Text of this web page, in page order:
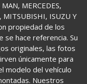
MERCEDES,
MITSUBISHI, ISUZU Y
propiedad de los
se hace referencia. Su
originales, las fotos
únicamente para
modelo del vehículo
Nuestros